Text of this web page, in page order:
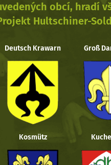
obcí, hradí
Hultschiner-
Deutsch Krawarn Groß
Kosmütz